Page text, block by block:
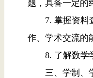
题，具备一定的
7. 掌握资料
作、学术交流的
8. 了解数学
三、学制、